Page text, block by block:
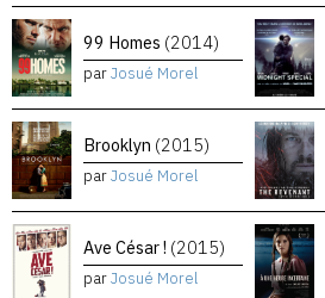
99 Homes (2014)
parJosué Morel
Brooklyn (2015)
parJosué Morel
Ave César ! (2015)
parJosué Morel